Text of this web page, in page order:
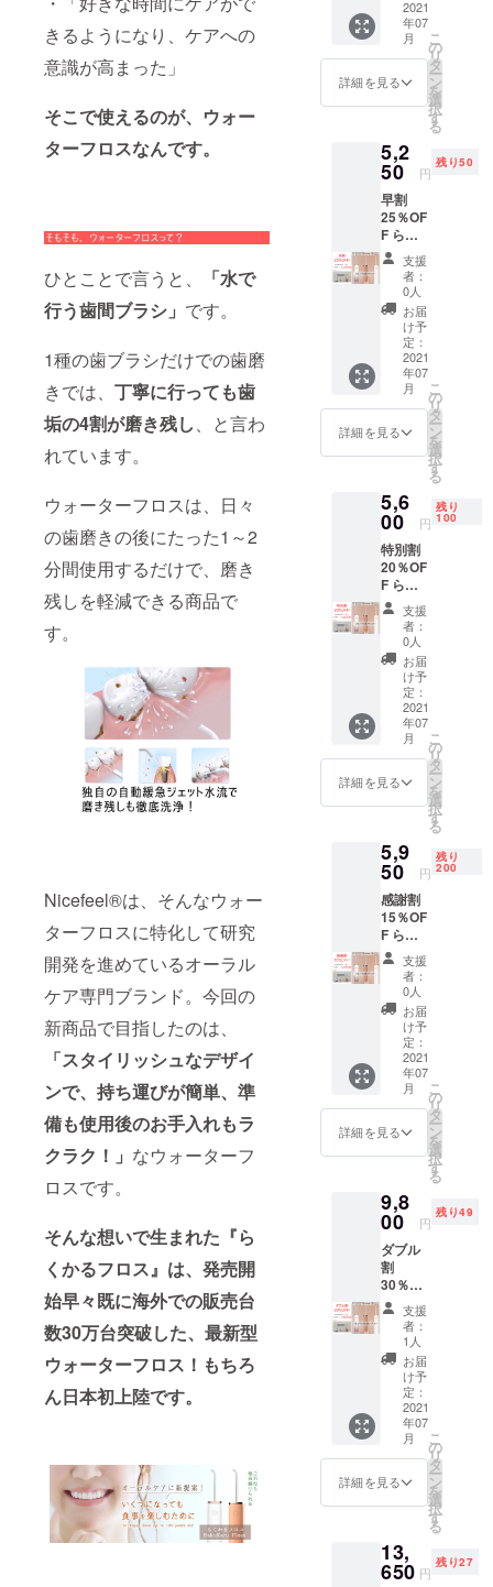
きるようになり、ケアへの
意識が高まった」
そこで使えるのが、ウォー
ターフロスなんです。
ひとことで言うと、
「水で
行う歯間ブラシ」 です。
1種の歯ブラシだけでの歯磨
きでは、 丁寧に行っても歯
垢の4割が磨き残し、と言わ
れています。
ウォーターフロスは、日々
の歯磨きの後にたった1～2
分間使用するだけで、磨き
残しを軽減できる商品で
す。
Nicefeel®は、そんなウォー
ターフロスに特化して研究
開発を進めているオーラル
ケア専門ブランド。今回の
新商品で目指したのは、
「スタイリッシュなデザイ
ンで、持ち運びが簡単、準
備も使用後のお手入れもラ
クラク！」 なウォーターフ
ロスです。
そんな想いで生まれた『ら
くかるフロス』は、発売開
始早々既に海外での販売台
数30万台突破した、最新型
ウォーターフロス！もちろ
ん日本初上陸です。
7,000
円
→
4,900円
送料、
消費税
2021
年07
月
詳細を見る
こ
の
リ
タ
ー
ン
を
選
択
す
る
5,2
50 円
残り50
早割
25％OF
F らく
かるフ
ロス
（ベー
シック
セッ
ト）
7,000
円
→
5,250円
送料、
消費税
支援
者：
0人
お届
け予
定：
2021
年07
月
詳細を見る
こ
の
リ
タ
ー
ン
を
選
択
す
る
5,6
00 円
残り
100
特別割
20％OF
F らく
かるフ
ロス
（ベー
シック
セッ
ト）
7,000
円
→
5,600円
送料、
消費税
支援
者：
0人
お届
け予
定：
2021
年07
月
詳細を見る
こ
の
リ
タ
ー
ン
を
選
択
す
る
5,9
50 円
残り
200
感謝割
15％OF
F らく
かるフ
ロス
（ベー
シック
セッ
ト）
7,000
円
→
5,950円
送料、
消費税
支援
者：
0人
お届
け予
定：
2021
年07
月
詳細を見る
こ
の
リ
タ
ー
ン
を
選
択
す
る
9,8
00 円
残り49
ダブル
割
30％OF
F らく
かるフ
ロス
（ベー
シック
セッ
ト）
14,000
円
→
9,800円
送料、
込み
支援
者：
1人
お届
け予
定：
2021
年07
月
詳細を見る
こ
の
リ
タ
ー
ン
を
選
択
す
る
13,
650 円
残り27